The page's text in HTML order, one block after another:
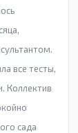
все тесты,
Коллектив
сада